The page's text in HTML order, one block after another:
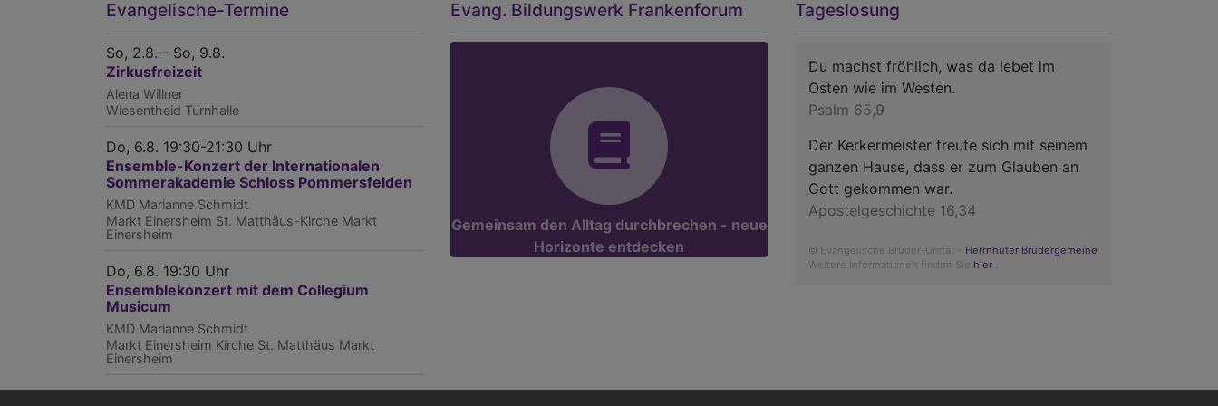
Evangelische-Termine
So, 2.8. - So, 9.8.
Zirkusfreizeit
Alena Willner
Wiesentheid Turnhalle
Do, 6.8. 19:30-21:30 Uhr
Ensemble-Konzert der Internationalen
Sommerakademie Schloss Pommersfelden
KMD Marianne Schmidt
Markt Einersheim St. Matthäus-Kirche Markt
Einersheim
Do, 6.8. 19:30 Uhr
Ensemblekonzert mit dem Collegium
Musicum
KMD Marianne Schmidt
Markt Einersheim Kirche St. Matthäus Markt
Einersheim
Evang. Bildungswerk Frankenforum
Gemeinsam den Alltag durchbrechen - neue
Horizonte entdecken
Tageslosung
Du machst fröhlich, was da lebet im
Osten wie im Westen.
Psalm 65,9
Der Kerkermeister freute sich mit seinem
ganzen Hause, dass er zum Glauben an
Gott gekommen war.
Apostelgeschichte 16,34
© Evangelische Brüder-Unität – Herrnhuter Brüdergemeine
Weitere Informationen finden Sie hier .